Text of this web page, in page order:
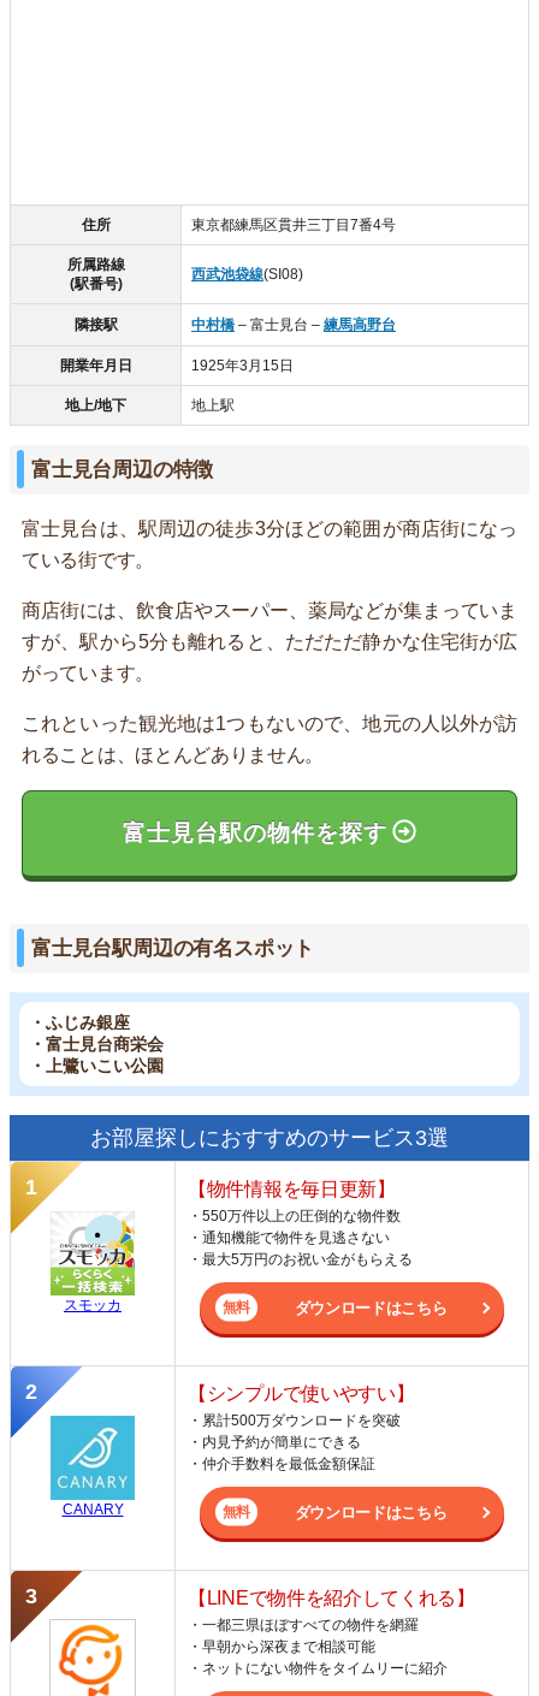
住所 東京都練馬区貫井三丁目7番4号
所属路線
(駅番号)
西武池袋線(SI08)
隣接駅 中村橋 – 富士見台 – 練馬高野台
開業年月日 1925年3月15日
地上/地下 地上駅
富士見台周辺の特徴
富士見台は、駅周辺の徒歩3分ほどの範囲が商店街になっ
ている街です。
商店街には、飲食店やスーパー、薬局などが集まっていま
すが、駅から5分も離れると、ただただ静かな住宅街が広
がっています。
これといった観光地は1つもないので、地元の人以外が訪
れることは、ほとんどありません。
富士見台駅の物件を探す
富士見台駅周辺の有名スポット
・ふじみ銀座
・富士見台商栄会
・上鷺いこい公園
お部屋探しにおすすめのサービス3選
スモッカ
【物件情報を毎日更新】
・550万件以上の圧倒的な物件数
・通知機能で物件を見逃さない
・最大5万円のお祝い金がもらえる
ダウンロードはこちら
CANARY
【シンプルで使いやすい】
・累計500万ダウンロードを突破
・内見予約が簡単にできる
・仲介手数料を最低金額保証
ダウンロードはこちら
【LINEで物件を紹介してくれる】
・一都三県ほぼすべての物件を網羅
・早朝から深夜まで相談可能
・ネットにない物件をタイムリーに紹介